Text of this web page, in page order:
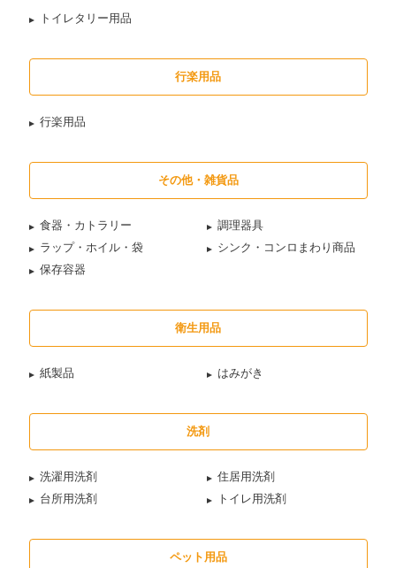
トイレタリー用品
行楽用品
行楽用品
その他・雑貨品
食器・カトラリー
調理器具
ラップ・ホイル・袋
シンク・コンロまわり商品
保存容器
衛生用品
紙製品 はみがき
洗剤
洗濯用洗剤
住居用洗剤
台所用洗剤
トイレ用洗剤
ペット用品